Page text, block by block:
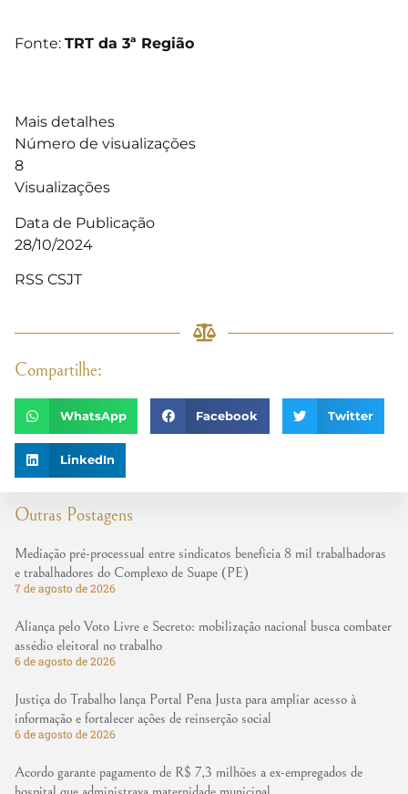
Outras Postagens
Mediação pré-processual entre sindicatos beneficia 8 mil trabalhadoras
e trabalhadores do Complexo de Suape (PE)
7 de agosto de 2026
Aliança pelo Voto Livre e Secreto: mobilização nacional busca combater
assédio eleitoral no trabalho
6 de agosto de 2026
Justiça do Trabalho lança Portal Pena Justa para ampliar acesso à
informação e fortalecer ações de reinserção social
6 de agosto de 2026
Acordo garante pagamento de R$ 7,3 milhões a ex-empregados de
Fonte: TRT da 3ª Região
Mais detalhes
Número de visualizações
8
Visualizações
Data de Publicação
28/10/2024
RSS CSJT
Compartilhe:
WhatsApp Facebook Twitter
LinkedIn